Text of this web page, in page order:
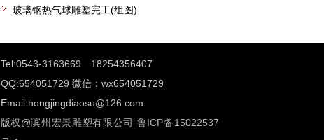
了？玻璃钢热气球雕塑完工(组图)
Tel:0543-3163669 18254356407
QQ:654051729 微信：wx654051729
Email:hongjingdiaosu@126.com
版权@滨州宏景雕塑有限公司 鲁ICP备15022537